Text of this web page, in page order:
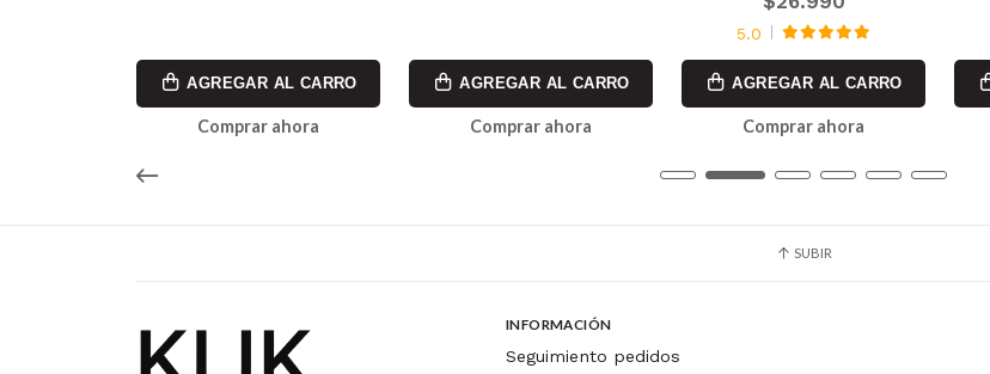
AGREGAR AL CARRO
Comprar ahora
AGREGAR AL CARRO
Comprar ahora
5.0
AGREGAR AL CARRO
Comprar ahora
SUBIR
INFORMACIÓN
Seguimiento pedidos